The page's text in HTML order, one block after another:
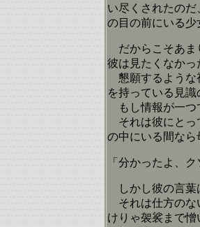
い尽くされたの
の目の前にいる少
だからこそあま
彼は見たくなかっ
懇願するような
を持っている見
もし情報が一つ
それは彼にとっ
の中にいる間なら
「分かったよ、
しかし彼の言葉
それは仕方のな
けりゃ袈裟まで